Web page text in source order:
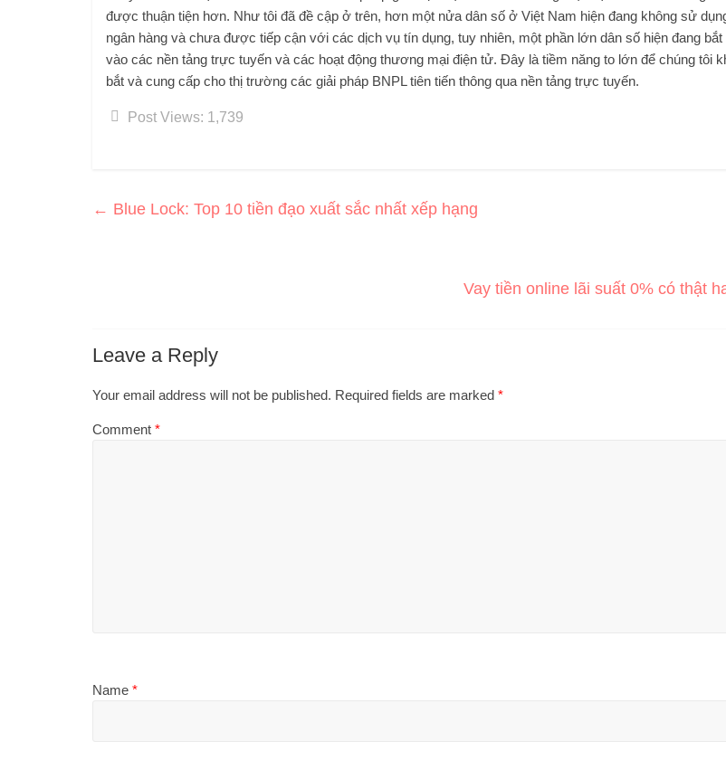
được thuận tiện hơn. Như tôi đã đề cập ở trên, hơn một nửa dân số ở Việt Nam hiện đang không sử
ngân hàng và chưa được tiếp cận với các dịch vụ tín dụng, tuy nhiên, một phần lớn dân số hiện đang bắt
vào các nền tảng trực tuyến và các hoạt động thương mại điện tử. Đây là tiềm năng to lớn để chúng tôi
bắt và cung cấp cho thị trường các giải pháp BNPL tiên tiến thông qua nền tảng trực tuyến.
Post Views: 1,739
← Blue Lock: Top 10 tiền đạo xuất sắc nhất xếp hạng
Vay tiền online lãi suất 0% có thật
Leave a Reply
Your email address will not be published. Required fields are marked *
Comment *
Name *